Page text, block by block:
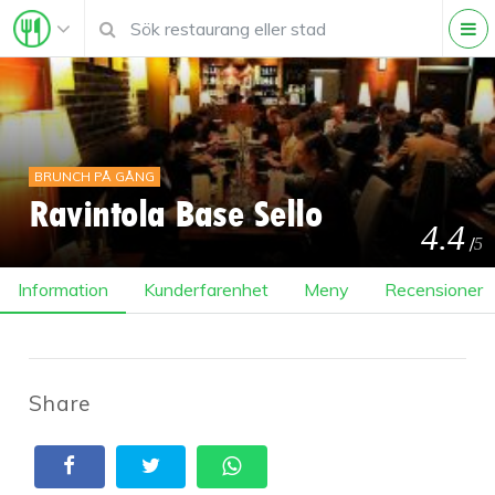
BRUNCH PÅ GÅNG
Ravintola Base Sello 4.4 /5
Information Kunderfarenhet Meny Recensioner
Share